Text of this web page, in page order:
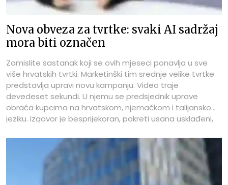
Nova obveza za tvrtke: svaki AI sadržaj
mora biti označen
Zamislite sastanak koji se ovih mjeseci ponavlja u sve
više hrvatskih tvrtki. Marketinški tim srednje velike tvrtke
predstavlja upravi novu kampanju. Video traje
devedeset sekundi. U njemu se predsjednik uprave
obraća kupcima na hrvatskom, njemačkom i talijanskom
jeziku. Izgovor je besprijekoran, pokreti usana usklađeni,
dvadesetak minuta, a prijevod i sinkronizacija stajali su
gotovo ništa. Predsjednik uprave, dakako, ne govori
talijanski. Njegov glas i pokrete usana generirao je AI alat.